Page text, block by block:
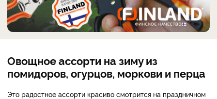
Овощное ассорти на зиму из
помидоров, огурцов, моркови и перца
Это радостное ассорти красиво смотрится на праздничном